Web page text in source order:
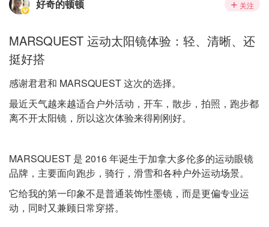
好奇的顿顿 关注
MARSQUEST 运动太阳镜体验：轻、清晰、还
挺好搭
感谢君君和 MARSQUEST 这次的选择。
最近天气越来越适合户外活动，开车，散步，拍照，跑步都
离不开太阳镜，所以这次体验来得刚刚好。
MARSQUEST 是 2016 年诞生于加拿大多伦多的运动眼镜
品牌，主要面向跑步，骑行，滑雪和各种户外运动场景。
它给我的第一印象不是普通装饰性墨镜，而是更偏专业运
动，同时又兼顾日常穿搭。